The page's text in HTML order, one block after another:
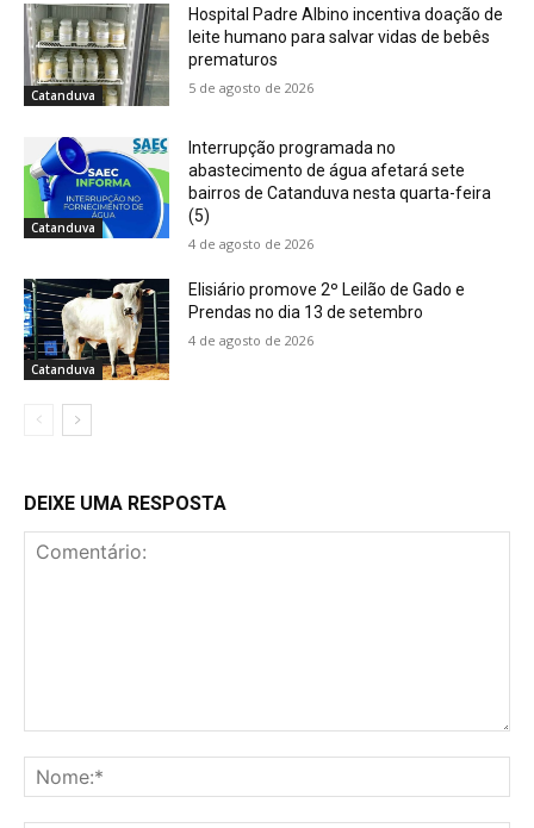
Catanduva
Hospital Padre Albino incentiva doação de
leite humano para salvar vidas de bebês
prematuros
5 de agosto de 2026
Catanduva
Interrupção programada no
abastecimento de água afetará sete
bairros de Catanduva nesta quarta-feira
(5)
4 de agosto de 2026
Catanduva
Elisiário promove 2º Leilão de Gado e
Prendas no dia 13 de setembro
4 de agosto de 2026
DEIXE UMA RESPOSTA